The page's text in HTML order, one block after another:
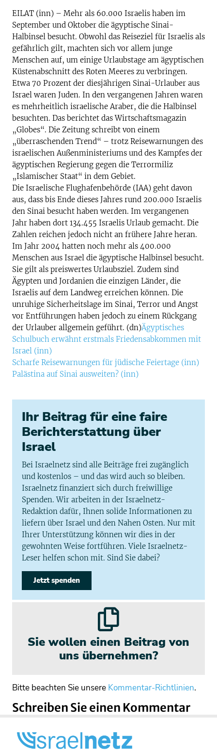
EILAT (inn) – Mehr als 60.000 Israelis haben im
September und Oktober die ägyptische Sinai-
Halbinsel besucht. Obwohl das Reiseziel für Israelis als
gefährlich gilt, machten sich vor allem junge
Menschen auf, um einige Urlaubstage am ägyptischen
Küstenabschnitt des Roten Meeres zu verbringen.
Etwa 70 Prozent der diesjährigen Sinai-Urlauber aus
Israel waren Juden. In den vergangenen Jahren waren
es mehrheitlich israelische Araber, die die Halbinsel
besuchten. Das berichtet das Wirtschaftsmagazin
„Globes“. Die Zeitung schreibt von einem
„überraschenden Trend“ – trotz Reisewarnungen des
israelischen Außenministeriums und des Kampfes der
ägyptischen Regierung gegen die Terrormiliz
„Islamischer Staat“ in dem Gebiet.
Die Israelische Flughafenbehörde (IAA) geht davon
aus, dass bis Ende dieses Jahres rund 200.000 Israelis
den Sinai besucht haben werden. Im vergangenen
Jahr haben dort 134.455 Israelis Urlaub gemacht. Die
Zahlen reichen jedoch nicht an frühere Jahre heran.
Im Jahr 2004 hatten noch mehr als 400.000
Menschen aus Israel die ägyptische Halbinsel besucht.
Sie gilt als preiswertes Urlaubsziel. Zudem sind
Ägypten und Jordanien die einzigen Länder, die
Israelis auf dem Landweg erreichen können. Die
unruhige Sicherheitslage im Sinai, Terror und Angst
vor Entführungen haben jedoch zu einem Rückgang
der Urlauber allgemein geführt. (dn)Ägyptisches
Schulbuch erwähnt erstmals Friedensabkommen mit
Israel (inn)
Scharfe Reisewarnungen für jüdische Feiertage (inn)
Palästina auf Sinai ausweiten? (inn)
Ihr Beitrag für eine faire
Berichterstattung über
Israel
Bei Israelnetz sind alle Beiträge frei zugänglich
und kostenlos – und das wird auch so bleiben.
Israelnetz finanziert sich durch freiwillige
Spenden. Wir arbeiten in der Israelnetz-
Redaktion dafür, Ihnen solide Informationen zu
liefern über Israel und den Nahen Osten. Nur mit
Ihrer Unterstützung können wir dies in der
gewohnten Weise fortführen. Viele Israelnetz-
Leser helfen schon mit. Sind Sie dabei?
Jetzt spenden
Sie wollen einen Beitrag von
uns übernehmen?
Bitte beachten Sie unsere Kommentar-Richtlinien.
Schreiben Sie einen Kommentar